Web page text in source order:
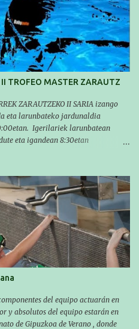
día siguiente, Manu Santos y su
en la V. San Antón Bira. En esta
la playa de Gaztetape hasta la playa
mar de aquel día, la organización
de la playa de Malkorbe. Así,
y 30 segundos, c...
TROFEO MASTER ZARAUTZ
ZARAUTZEKO II SARIA izango
eta larunbateko jardunaldia
Igerilariek larunbatean
eta igandean 8:30etan
MASTER DE ZARAUTZ. La
las 16:00 la jornada del sabado y a
as tendrán que estar en la
el domingo (polideportivo
del equipo actuarán en
y absolutos del equipo estarán en
de Gipuzkoa de Verano , donde